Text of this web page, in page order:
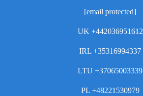
[email protected]
UK +442036951612
IRL +35316994337
LTU +37065003339
PL +48221530979